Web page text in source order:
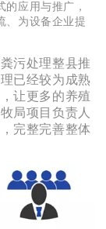
应用与推广，
、为设备企业提
污处理整县推
已经较为成熟
让更多的养殖
局项目负责人
完整完善整体